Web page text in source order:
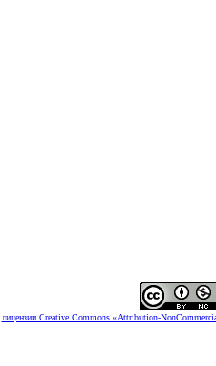
лицензии Creative Commons «Attribution-